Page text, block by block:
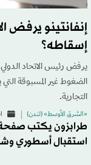
إنفانتينو يرفض
إسقاطه؟
يرفض رئيس الاتحاد الدولي
الضغوط غير المسبوقة
التجارية.
«الشرق الأوسط» (لندن)
طرابزون يكتب
استقبال أسطوري